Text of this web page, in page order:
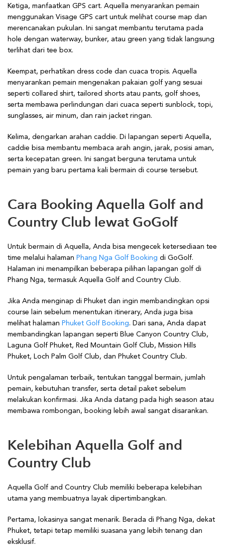
Ketiga, manfaatkan GPS cart. Aquella menyarankan pemain
menggunakan Visage GPS cart untuk melihat course map dan
merencanakan pukulan. Ini sangat membantu terutama pada
hole dengan waterway, bunker, atau green yang tidak langsung
terlihat dari tee box.
Keempat, perhatikan dress code dan cuaca tropis. Aquella
menyarankan pemain mengenakan pakaian golf yang sesuai
seperti collared shirt, tailored shorts atau pants, golf shoes,
serta membawa perlindungan dari cuaca seperti sunblock, topi,
sunglasses, air minum, dan rain jacket ringan.
Kelima, dengarkan arahan caddie. Di lapangan seperti Aquella,
caddie bisa membantu membaca arah angin, jarak, posisi aman,
serta kecepatan green. Ini sangat berguna terutama untuk
pemain yang baru pertama kali bermain di course tersebut.
Cara Booking Aquella Golf and
Country Club lewat GoGolf
Untuk bermain di Aquella, Anda bisa mengecek ketersediaan tee
time melalui halaman Phang Nga Golf Booking di GoGolf.
Halaman ini menampilkan beberapa pilihan lapangan golf di
Phang Nga, termasuk Aquella Golf and Country Club.
Jika Anda menginap di Phuket dan ingin membandingkan opsi
course lain sebelum menentukan itinerary, Anda juga bisa
melihat halaman Phuket Golf Booking. Dari sana, Anda dapat
membandingkan lapangan seperti Blue Canyon Country Club,
Laguna Golf Phuket, Red Mountain Golf Club, Mission Hills
Phuket, Loch Palm Golf Club, dan Phuket Country Club.
Untuk pengalaman terbaik, tentukan tanggal bermain, jumlah
pemain, kebutuhan transfer, serta detail paket sebelum
melakukan konfirmasi. Jika Anda datang pada high season atau
membawa rombongan, booking lebih awal sangat disarankan.
Kelebihan Aquella Golf and
Country Club
Aquella Golf and Country Club memiliki beberapa kelebihan
utama yang membuatnya layak dipertimbangkan.
Pertama, lokasinya sangat menarik. Berada di Phang Nga, dekat
Phuket, tetapi tetap memiliki suasana yang lebih tenang dan
eksklusif.